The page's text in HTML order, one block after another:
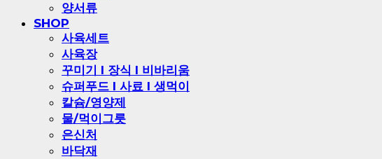
양서류
SHOP
사육세트
사육장
꾸미기 l 장식 l 비바리움
슈퍼푸드 l 사료 l 생먹이
칼슘/영양제
물/먹이그릇
은신처
바닥재